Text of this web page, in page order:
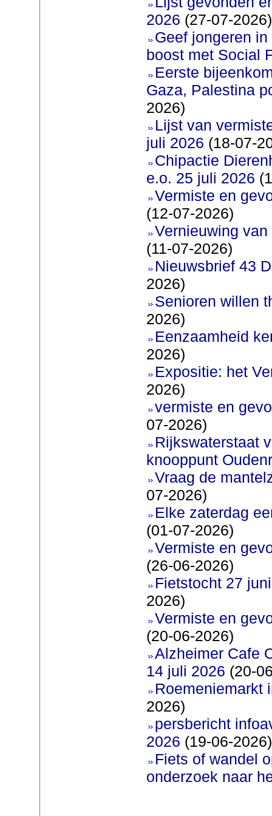
2026 (27-07-2026)
Geef jongeren
boost met Social
Eerste
Gaza, Palestina
2026)
Lijst van
juli 2026 (18-07-
Chipactie
e.o. 25 juli 2026
Vermiste en
(12-07-2026)
Vernieuwing
(11-07-2026)
Nieuwsbrief 43
2026)
Senioren willen
2026)
Eenzaamheid
2026)
Expositie: het
2026)
vermiste en
07-2026)
Rijkswaterstaat
knooppunt
Vraag de
07-2026)
Elke zaterdag
(01-07-2026)
Vermiste en
(26-06-2026)
Fietstocht 27
2026)
Vermiste en
(20-06-2026)
Alzheimer Cafe
14 juli 2026 (20-
Roemeniemarkt
2026)
persbericht
2026 (19-06-2026)
Fiets of wandel
onderzoek naar